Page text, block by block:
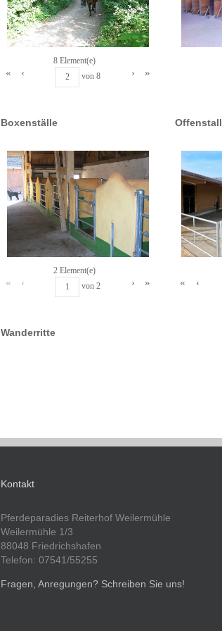
8 Element(e)
« ‹ von8 › »
Boxenställe
2 Element(e)
« ‹ von2 › »
Offenstall
« ‹
Wanderritte
Kontakt
Pferdeparadies Reiterhof Weilermühle
Weilermühle 1/3
88048 Friedrichshafen
Telefon: 07541/55255
Fragen, Anregungen? Schreiben Sie uns!